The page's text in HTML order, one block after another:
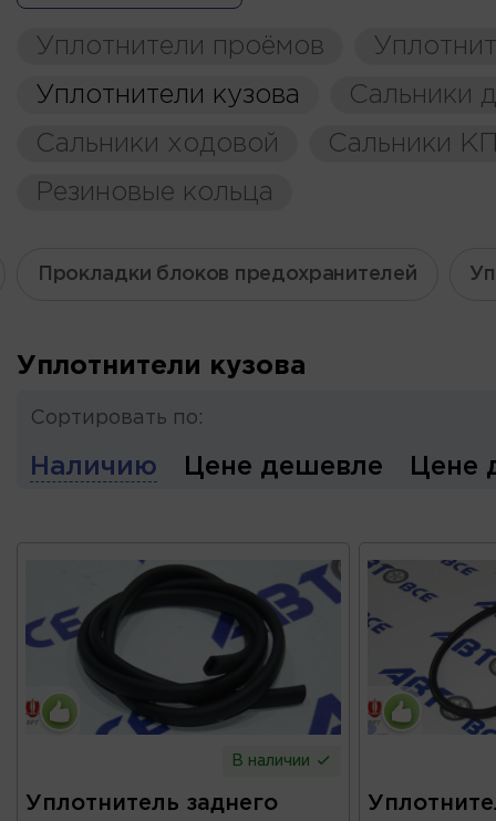
Уплотнители проёмов
Уплотнители кузова
Сальники
Сальники ходовой
Сальники
Резиновые кольца
Прокладки блоков предохранителей
Уплотнители кузова
Сортировать по:
Наличию Цене дешевле Цене
В наличии
Уплотнитель заднего